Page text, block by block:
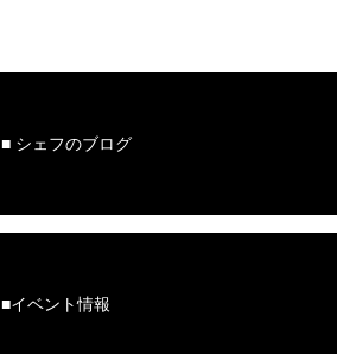
■ シェフのブログ
■イベント情報